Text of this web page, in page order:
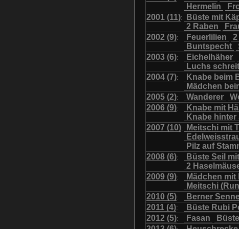
Uhu mit Jungen
Hermelin
2001 (11): Büste mit
2 Raben
2002 (9): Feuerlilien 2
Buntspecht
2003 (6): Eichelhäher
Luchs
2004 (7): Knabe beim
Mädchen
2005 (2): Wanderer
2006 (9): Knabe mit
Knabe
2007 (10): Meitschi mit
Pilz auf
2008 (6): Büste Seil
2
2009 (9): Mädchen
Meitschi
2010 (5): Berner
2011 (4): Büste Rubi
2012 (5): Fasan